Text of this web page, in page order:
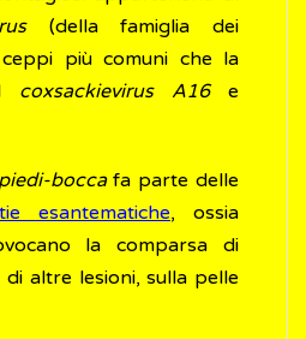
(della famiglia dei
più comuni che la
coxsackievirus A16e
boccafa parte delle
esantematiche, ossia
la comparsa di
di altre lesioni, sulla pelle